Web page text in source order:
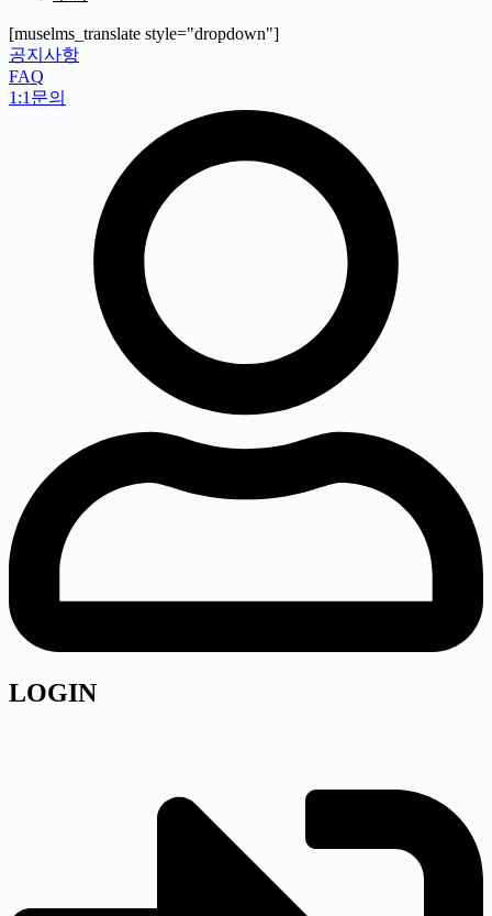
[muselms_translate style="dropdown"]
공지사항
FAQ
1:1문의
LOGIN